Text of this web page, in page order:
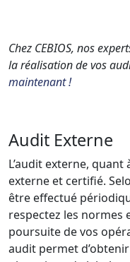
Chez CEBIOS, nos
la réalisation de vos
maintenant !
Audit Externe
L’audit externe,
externe et certifié.
être effectué
respectez les normes
poursuite de vos
audit permet